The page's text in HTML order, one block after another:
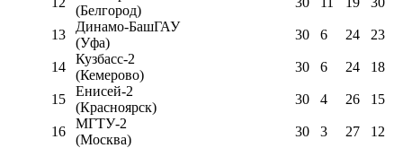
(Белгород)
13
Динамо-БашГАУ
(Уфа)
30 6 24 23
14
Кузбасс-2
(Кемерово)
30 6 24 18
15
Енисей-2
(Красноярск)
30 4 26 15
16
МГТУ-2
(Москва)
30 3 27 12